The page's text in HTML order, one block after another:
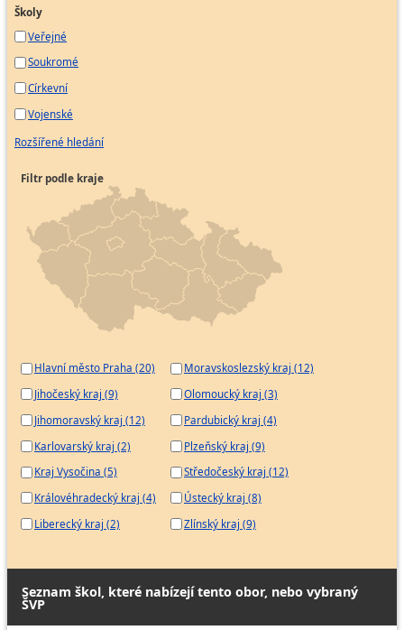
Pracovník cenotvorby
Pracovník obchodního úseku
Pracovník odbytu
Realitní makléř
Vedoucí maloobchodní provozovny
Vedoucí velkoobchodní provozovny
Zastavárník
Specialista merchandisingu
Školitel operátorů zákaznické linky
Školy
Veřejné
Soukromé
Církevní
Vojenské
Rozšířené hledání
Filtr podle kraje
Hlavní město Praha (20)
Jihočeský kraj (9)
Jihomoravský kraj (12)
Karlovarský kraj (2)
Kraj Vysočina (5)
Královéhradecký kraj (4)
Liberecký kraj (2)
Moravskoslezský kraj (12)
Olomoucký kraj (3)
Pardubický kraj (4)
Plzeňský kraj (9)
Středočeský kraj (12)
Ústecký kraj (8)
Zlínský kraj (9)
Seznam škol, které nabízejí tento obor, nebo vybraný
ŠVP